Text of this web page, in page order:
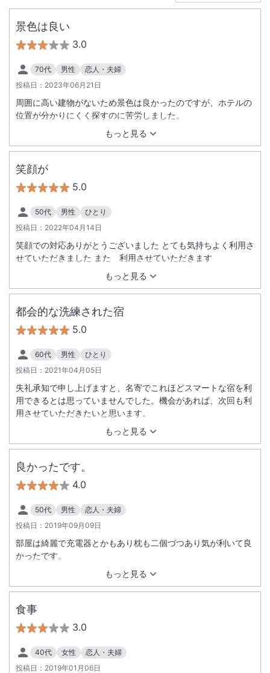
景色は良い
3.0
70代 男性
恋人・夫婦
投稿日： 2023年06月21日
もっと見る
周囲に高い建物がないため景色は良かったのですが、ホテルの
位置が分かりにくく探すのに苦労しました。
笑顔が
5.0
50代 男性
ひとり
投稿日： 2022年04月14日
もっと見る
笑顔での対応ありがとうございました とても気持ちよく利用さ
せていただきました また 利用させていただきます
都会的な洗練された宿
5.0
60代 男性
ひとり
投稿日： 2021年04月05日
もっと見る
失礼承知で申し上げますと、名寄でこれほどスマートな宿を利
用できるとは思っていませんでした。機会があれば、次回も利
用させていただきたいと思います。
良かったです。
4.0
50代 男性
恋人・夫婦
投稿日： 2019年09月09日
もっと見る
部屋は綺麗で充電器とかもあり枕も二個づつあり気が利いて良
かったです。
食事
3.0
40代 女性
恋人・夫婦
投稿日： 2019年01月06日